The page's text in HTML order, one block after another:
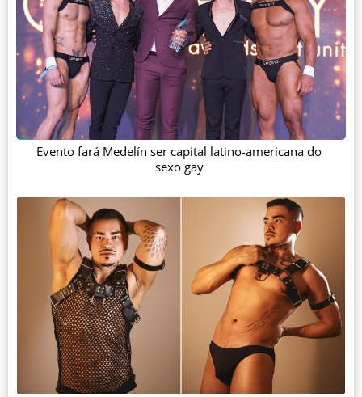
Evento fará Medelín ser capital latino-americana do
sexo gay